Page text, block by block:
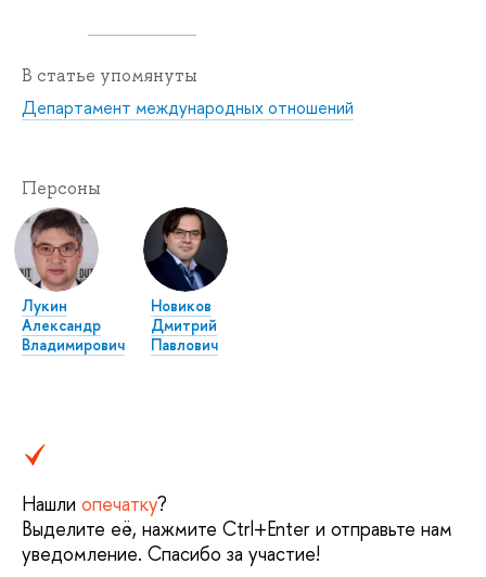
В статье упомянуты
Департамент международных отношений
Персоны
Лукин
Александр
Владимирович
Новиков
Дмитрий
Павлович
Нашли опечатку?
Выделите её, нажмите Ctrl+Enter и отправьте нам
уведомление. Спасибо за участие!